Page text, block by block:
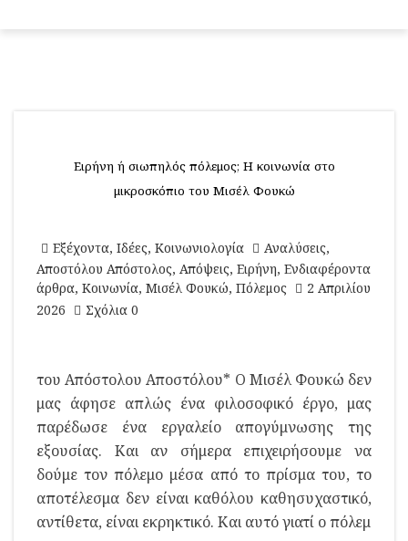
Ειρήνη ή σιωπηλός πόλεμος; Η κοινωνία στο
μικροσκόπιο του Μισέλ Φουκώ
Εξέχοντα, Ιδέες, Κοινωνιολογία Αναλύσεις,
Αποστόλου Απόστολος, Απόψεις, Ειρήνη, Ενδιαφέροντα
άρθρα, Κοινωνία, Μισέλ Φουκώ, Πόλεμος
2 Απριλίου
2026
Σχόλια 0
του Απόστολου Αποστόλου* Ο Μισέλ Φουκώ δεν
μας άφησε απλώς ένα φιλοσοφικό έργο, μας
παρέδωσε ένα εργαλείο απογύμνωσης της
εξουσίας. Και αν σήμερα επιχειρήσουμε να
δούμε τον πόλεμο μέσα από το πρίσμα του, το
αποτέλεσμα δεν είναι καθόλου καθησυχαστικό,
αντίθετα, είναι εκρηκτικό. Και αυτό γιατί ο πόλεμ